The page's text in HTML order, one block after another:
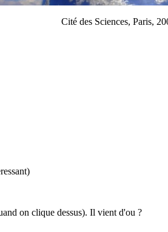
Cité des Sciences, Paris,
on clique dessus). Il vient d'ou ?